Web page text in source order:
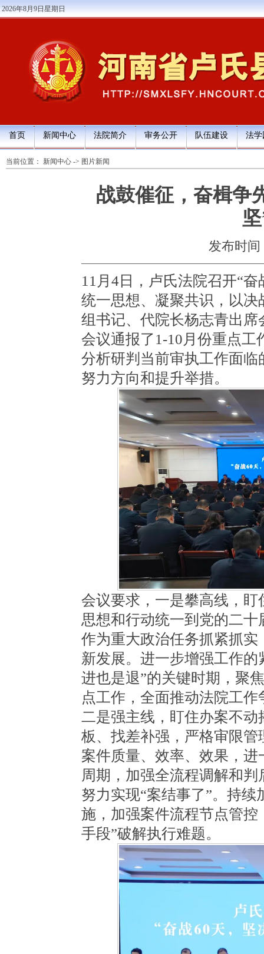
2026年8月9日星期日
首页 新闻中心 法院简介 审务公开 队伍建设 法学
当前位置： 新闻中心 -> 图片新闻
战鼓催征，奋楫
发布时间
11月4日，卢氏法院召开“
统一思想、凝聚共识，以
组书记、代院长杨志青出
会议通报了1-10月份重点
分析研判当前审执工作面
努力方向和提升举措。
会议要求，一是攀高线，
思想和行动统一到党的二
作为重大政治任务抓紧抓
新发展。进一步增强工作
进也是退”的关键时期，聚
点工作，全面推动法院工作
二是强主线，盯住办案不
板、找差补强，严格审限
案件质量、效率、效果，
周期，加强全流程调解和
努力实现“案结事了”。持
施，加强案件流程节点管
手段”破解执行难题。